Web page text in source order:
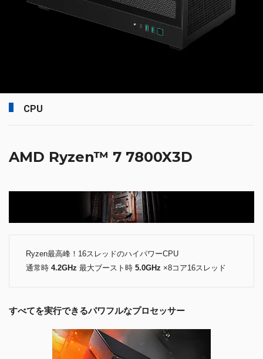
CPU
AMD Ryzen™ 7 7800X3D
Ryzen最高峰！16スレッドのハイパワーCPU
通常時 4.2GHz 最大ブースト時 5.0GHz ×8コア16スレッド
すべてを実行できるパワフルなプロセッサー